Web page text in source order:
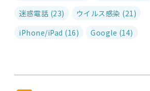
迷惑電話 (23)
ウイルス感染 (21)
iPhone/iPad (16)
Google (14)